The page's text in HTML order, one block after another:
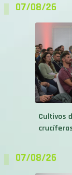
07/08/26
Cultivos
07/08/26